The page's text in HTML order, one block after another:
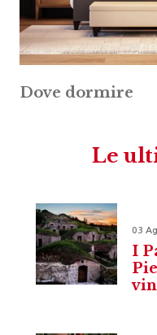
Dove dormire
Le
03
I